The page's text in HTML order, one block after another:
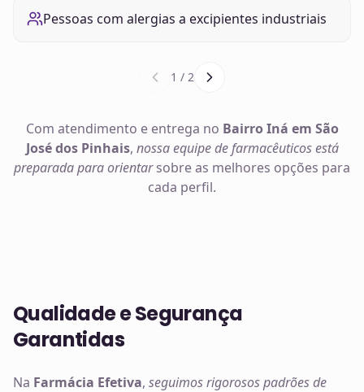
Pessoas com alergias a excipientes industriais
1 / 2
Com atendimento e entrega no Bairro Iná em São
José dos Pinhais, nossa equipe de farmacêuticos está
preparada para orientarsobre as melhores opções para
cada perfil.
Qualidade e Segurança
Garantidas
Na Farmácia Efetiva, seguimos rigorosos padrões de